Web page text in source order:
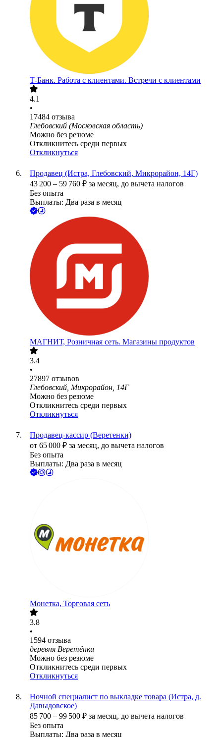
Т-Банк. Работа с клиентами. Встречи с клиентами
4.1
•
17484 отзыва
Глебовский (Московская область)
Можно без резюме
Откликнитесь среди первых
Откликнуться
Продавец (Истра, Глебовский, Микрорайон, 14Г)
43 200 – 59 760 ₽ за месяц, до вычета налогов
Без опыта
Выплаты: Два раза в месяц
МАГНИТ, Розничная сеть. Магазины продуктов
3.4
•
27897 отзывов
Глебовский, Микрорайон, 14Г
Можно без резюме
Откликнитесь среди первых
Откликнуться
Продавец-кассир (Веретенки)
от 65 000 ₽ за месяц, до вычета налогов
Без опыта
Выплаты: Два раза в месяц
Монетка, Торговая сеть
3.8
•
1594 отзыва
деревня Веретёнки
Можно без резюме
Откликнитесь среди первых
Откликнуться
Ночной специалист по выкладке товара (Истра, д.
Давыдовское)
85 700 – 99 500 ₽ за месяц, до вычета налогов
Без опыта
Выплаты: Два раза в месяц